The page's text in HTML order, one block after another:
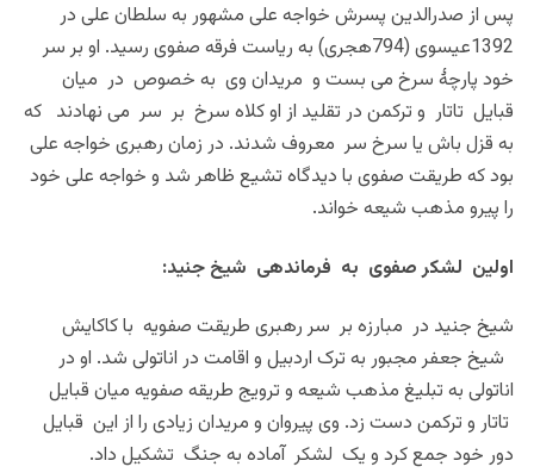
پس از صدرالدین پسرش خواجه علی مشهور به سلطان علی در
1392عیسوی (794هجری) به ریاست فرقه صفوی رسید. او بر سر
خود پارچۀ سرخ می بست و مریدان وی به خصوص در میان
قبایل تاتار و ترکمن در تقلید از او کلاه سرخ بر سر می نهادند که
به قزل باش یا سرخ سر معروف شدند. در زمان رهبری خواجه علی
بود که طریقت صفوی با دیدگاه تشیع ظاهر شد و خواجه علی خود
را پیرو مذهب شیعه خواند.
اولین لشکر صفوی به فرماندهی شیخ جنید:
شیخ جنید در مبارزه بر سر رهبری طریقت صفویه با کاکایش
شیخ جعفر مجبور به ترک اردبیل و اقامت در اناتولی شد. او در
اناتولی به تبلیغ مذهب شیعه و ترویج طریقه صفویه میان قبایل
تاتار و ترکمن دست زد. وی پیروان و مریدان زیادی را از این قبایل
دور خود جمع کرد و یک لشکر آماده به جنگ تشکیل داد.